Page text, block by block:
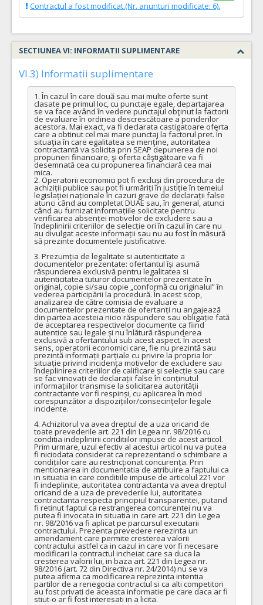
Contractul a fost modificat.(Nr. anunturi modificate: 6).
SECTIUNEA VI: INFORMATII SUPLIMENTARE
VI.3) Informatii suplimentare
1. În cazul în care două sau mai multe oferte sunt
clasate pe primul loc, cu punctaje egale, departajarea
se va face având în vedere punctajul obţinut la factorii
de evaluare în ordinea descrescătoare a ponderilor
acestora. Mai exact, va fi declarata castigatoare oferta
care a obtinut cel mai mare punctaj la factorul pret. În
situaţia în care egalitatea se menţine, autoritatea
contractantă va solicita prin SEAP depunerea de noi
propuneri financiare, şi oferta câştigătoare va fi
desemnată cea cu propunerea financiară cea mai
mica.
2. Operatorii economici pot fi excluși din procedura de
achiziții publice sau pot fi urmăriți în justiție în temeiul
legislației naționale în cazuri grave de declarații false
atunci când au completat DUAE sau, în general, atunci
când au furnizat informațiile solicitate pentru
verificarea absenței motivelor de excludere sau a
îndeplinirii criteriilor de selecție ori în cazul în care nu
au divulgat aceste informații sau nu au fost în măsură
să prezinte documentele justificative.
3. Prezumția de legalitate si autenticitate a
documentelor prezentate: ofertantul își asumă
răspunderea exclusivă pentru legalitatea si
autenticitatea tuturor documentelor prezentate în
original, copie si/sau copie „conformă cu originalul” în
vederea participării la procedură. În acest scop,
analizarea de către comisia de evaluare a
documentelor prezentate de ofertanți nu angajează
din partea acesteia nicio răspundere sau obligație fată
de acceptarea respectivelor documente ca fiind
autentice sau legale și nu înlătură răspunderea
exclusivă a ofertantului sub acest aspect. În acest
sens, operatorii economici care, fie nu prezintă sau
prezintă informații parțiale cu privire la propria lor
situație privind incidența motivelor de excludere sau
îndeplinirea criteriilor de calificare și selecție sau care
se fac vinovați de declarații false în conținutul
informațiilor transmise la solicitarea autorității
contractante vor fi respinși, cu aplicarea în mod
corespunzător a dispozițiilor/consecințelor legale
incidente.
4. Achizitorul va avea dreptul de a uza oricand de
toate prevederile art. 221 din Legea nr. 98/2016 cu
conditia indeplinirii conditiilor impuse de acest articol.
Prim urmare, uzul efectiv al acestui articol nu va putea
fi niciodata considerat ca reprezentand o schimbare a
condițiilor care au restricționat concurența. Prin
mentionarea in documentatia de atribuire a faptului ca
in situatia in care conditiile impuse de articolul 221 vor
fi indeplinite, autoritatea contractanta va avea dreptul
oricand de a uza de prevederile lui, autoritatea
contractanta respecta principiul transparentei, putand
fi retinut faptul ca restrangerea concurentei nu va
putea fi invocata in situatia in care art. 221 din Legea
nr. 98/2016 va fi aplicat pe parcursul executarii
contractului. Prezenta prevedere rerezinta un
amendament care permite cresterea valorii
contractului astfel ca in cazul in care vor fi necesare
modificari la contractul incheiat care sa duca la
cresterea valorii lui, in baza art. 221 din Legea nr.
98/2016 (art. 72 din Directiva nr. 24/2014) nu se va
putea afirma ca modificarea reprezinta intentia
partilor de a renegocia contractul si ca alti competitori
au fost privati de aceasta informatie pe care daca ar fi
stiut-o ar fi fost interesati in a licita.